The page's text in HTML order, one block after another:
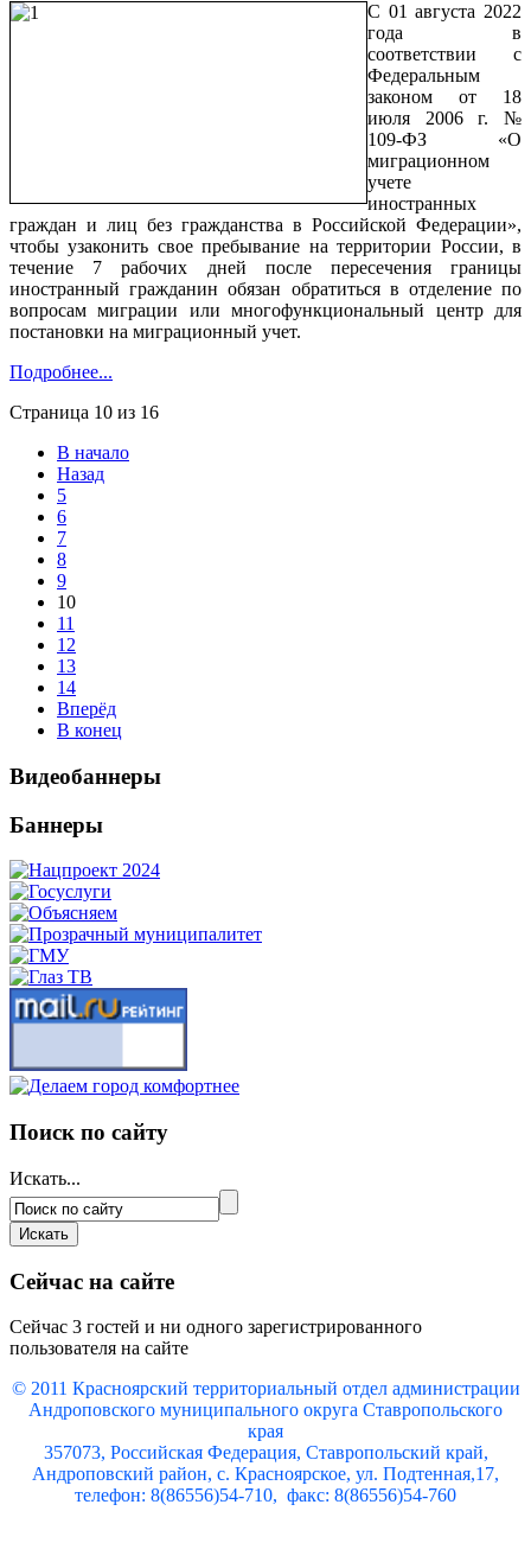
С 01 августа 2022
года в
соответствии с
Федеральным
законом от 18
июля 2006 г. №
109-ФЗ «О
миграционном
учете
иностранных
граждан и лиц без гражданства в Российской Федерации»,
чтобы узаконить свое пребывание на территории России, в
течение 7 рабочих дней после пересечения границы
иностранный гражданин обязан обратиться в отделение по
вопросам миграции или многофункциональный центр для
постановки на миграционный учет.
Подробнее...
Страница 10 из 16
В начало
Назад
5
6
7
8
9
10
11
12
13
14
Вперёд
В конец
Видеобаннеры
Баннеры
Поиск по сайту
Искать...
Сейчас на сайте
Сейчас 3 гостей и ни одного зарегистрированного
пользователя на сайте
© 2011 Красноярский территориальный отдел администрации
Андроповского муниципального округа Ставропольского
края
357073, Российская Федерация, Ставропольский край,
Андроповский район, с. Красноярское, ул. Подтенная,17,
телефон: 8(86556)54-710, факс: 8(86556)54-760